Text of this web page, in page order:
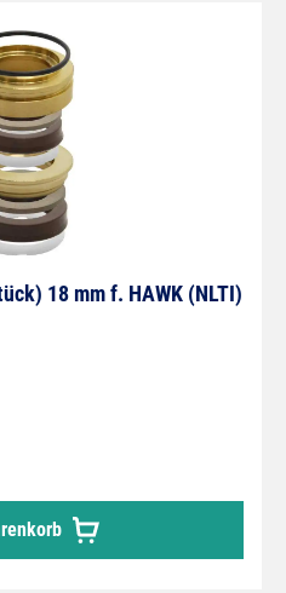
18 mm f. HAWK (NLTI)